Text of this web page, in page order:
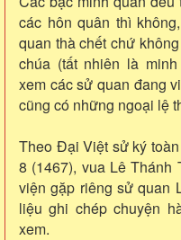
các hôn quân thì
quan thà chết chứ
chúa (tất nhiên là
xem các sử quan đang
cũng có những ngoại lệ
Theo Đại Việt sử ký
8 (1467), vua Lê Thánh
viện gặp riêng sử quan
liệu ghi chép chuyện
xem.